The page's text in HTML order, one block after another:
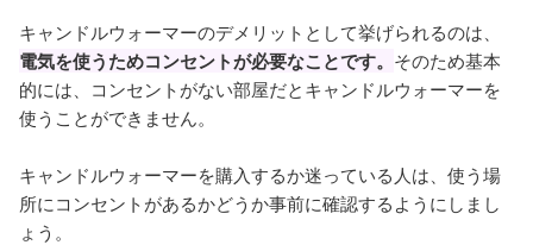
キャンドルウォーマーのデメリットとして挙げられるのは、
電気を使うためコンセントが必要なことです。 そのため基本
的には、コンセントがない部屋だとキャンドルウォーマーを
使うことができません。
キャンドルウォーマーを購入するか迷っている人は、使う場
所にコンセントがあるかどうか事前に確認するようにしまし
ょう。